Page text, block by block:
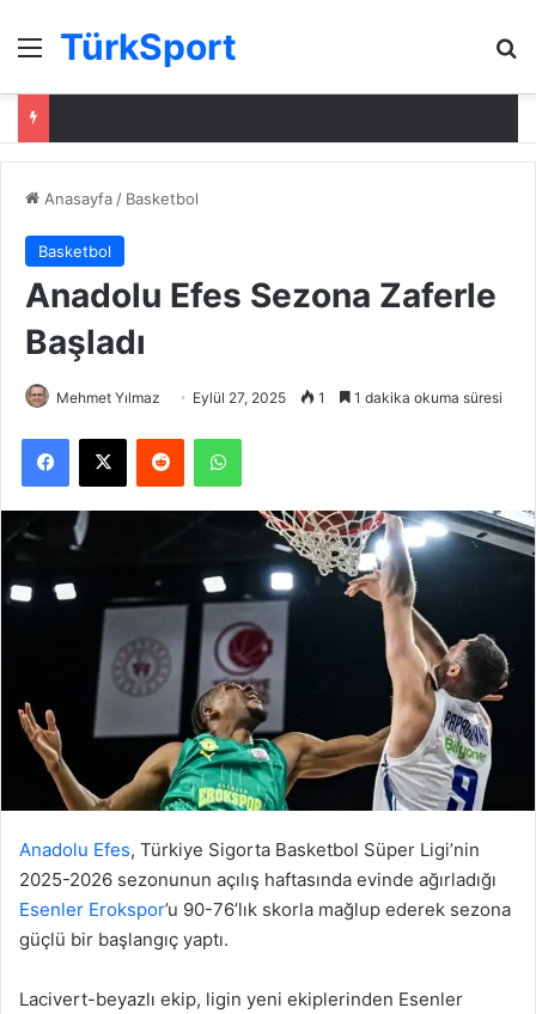
Menü
TürkSport
Anasayfa / Basketbol
Basketbol
Anadolu Efes Sezona Zaferle
Başladı
Mehmet Yılmaz Eylül 27, 2025 1 1 dakika okuma süresi
Facebook
X Reddit WhatsApp
Anadolu Efes, Türkiye Sigorta Basketbol Süper Ligi’nin
2025-2026 sezonunun açılış haftasında evinde ağırladığı
Esenler Erokspor’u 90-76’lık skorla mağlup ederek sezona
güçlü bir başlangıç yaptı.
Lacivert-beyazlı ekip, ligin yeni ekiplerinden Esenler